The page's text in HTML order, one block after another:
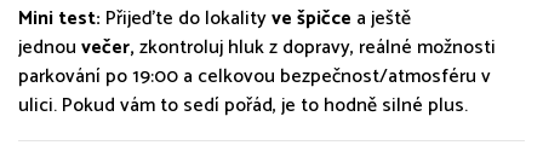
Mini test: Přijeďte do lokalityve špičce a ještě
jednouvečer,zkontroluj hluk z dopravy, reálné možnosti
parkování po 19:00 a celkovou bezpečnost/atmosféru v
ulici. Pokud vám to sedí pořád, je to hodně silné plus.